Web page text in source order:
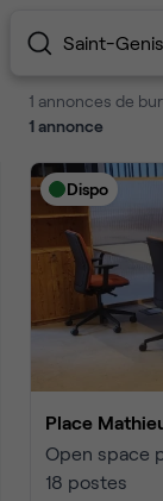
Saint-
1 annonces de
1annonce
Dispo
Place
Open space
18 postes